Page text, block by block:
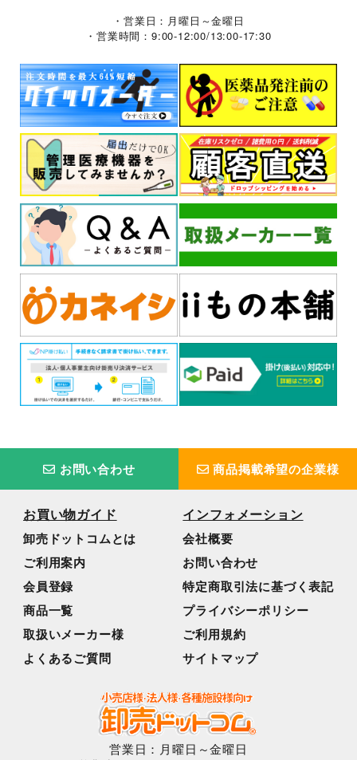
・営業日：月曜日～金曜日
・営業時間：9:00-12:00/13:00-17:30
お問い合わせ 商品掲載希望の企業様
お買い物ガイド
卸売ドットコムとは
ご利用案内
会員登録
商品一覧
取扱いメーカー様
よくあるご質問
インフォメーション
会社概要
お問い合わせ
特定商取引法に基づく表記
プライバシーポリシー
ご利用規約
サイトマップ
営業日：月曜日～金曜日